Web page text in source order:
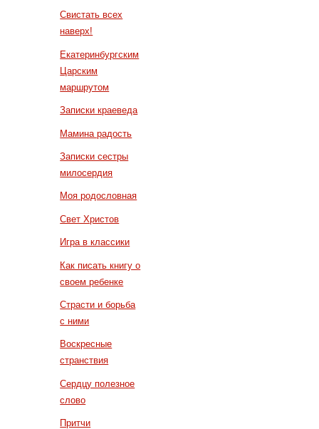
Свистать всех
наверх!
Екатеринбургским
Царским
маршрутом
Записки краеведа
Мамина радость
Записки сестры
милосердия
Моя родословная
Свет Христов
Игра в классики
Как писать книгу о
своем ребенке
Страсти и борьба
с ними
Воскресные
странствия
Сердцу полезное
слово
Притчи